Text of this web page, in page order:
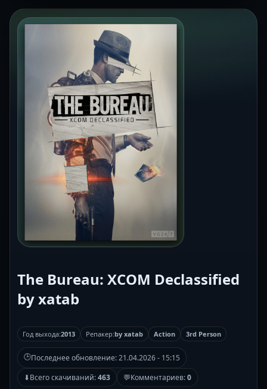
The Bureau: XCOM Declassified
by xatab
Год выхода:2013 Репакер:by xatab Action 3rd Person
🕒Последнее обновление:21.04.2026 - 15:15
⬇Всего скачиваний:463 💬Комментариев:0